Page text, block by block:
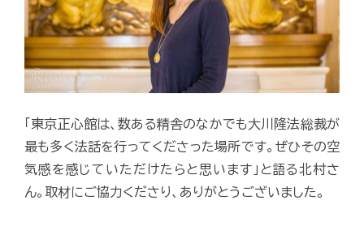
「東京正心館は、数ある精舎のなかでも大川隆法総裁が
最も多く法話を行ってくださった場所です。ぜひその空
気感を感じていただけたらと思います」と語る北村さ
ん。取材にご協力くださり、ありがとうございました。